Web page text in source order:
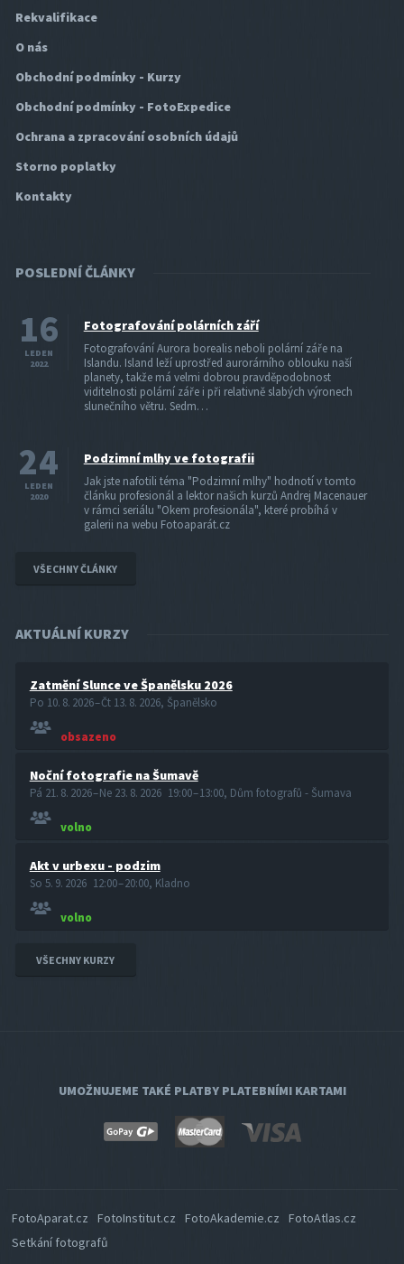
Rekvalifikace
O nás
Obchodní podmínky - Kurzy
Obchodní podmínky - FotoExpedice
Ochrana a zpracování osobních údajů
Storno poplatky
Kontakty
POSLEDNÍ ČLÁNKY
16
LEDEN
2022
Fotografování polárních září
Fotografování Aurora borealis neboli polární záře na
Islandu. Island leží uprostřed aurorárního oblouku naší
planety, takže má velmi dobrou pravděpodobnost
viditelnosti polární záře i při relativně slabých výronech
slunečního větru. Sedm…
24
LEDEN
2020
Podzimní mlhy ve fotografii
Jak jste nafotili téma "Podzimní mlhy" hodnotí v tomto
článku profesionál a lektor našich kurzů Andrej Macenauer
v rámci seriálu "Okem profesionála", které probíhá v
galerii na webu Fotoaparát.cz
VŠECHNY ČLÁNKY
AKTUÁLNÍ KURZY
Zatmění Slunce ve Španělsku 2026
Po 10. 8. 2026 – Čt 13. 8. 2026, Španělsko
obsazeno
Noční fotografie na Šumavě
Pá 21. 8. 2026 – Ne 23. 8. 2026 19:00 – 13:00, Dům fotografů - Šumava
volno
Akt v urbexu - podzim
So 5. 9. 2026 12:00 – 20:00, Kladno
volno
VŠECHNY KURZY
UMOŽNUJEME TAKÉ PLATBY PLATEBNÍMI KARTAMI
FotoAparat.cz FotoInstitut.cz FotoAkademie.cz
FotoAtlas.cz
Setkání fotografů